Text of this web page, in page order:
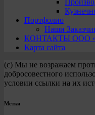
Портфолио
Наши
КОНТАКТЫ ООО
Карта сайта
(с) Мы не возражаем
добросовестного
условии ссылки на их
Метки